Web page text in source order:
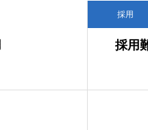
採用
採用